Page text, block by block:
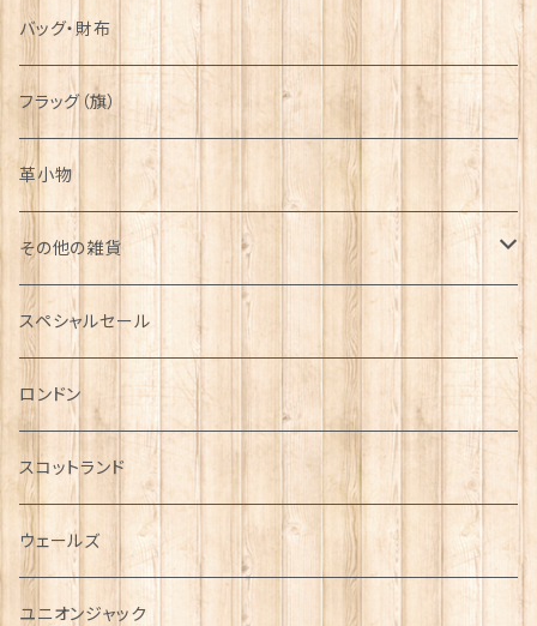
バッグ・財布
フラッグ（旗）
革小物
その他の雑貨
ミニカー
チャーム
犬グッズ
傘
指貫(シンブル)
スペシャルセール
ロンドン
スコットランド
ウェールズ
ユニオンジャック